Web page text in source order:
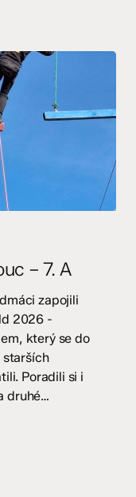
– 7. A
zapojili
2026 -
který se do
starších
Poradili si i
druhé…